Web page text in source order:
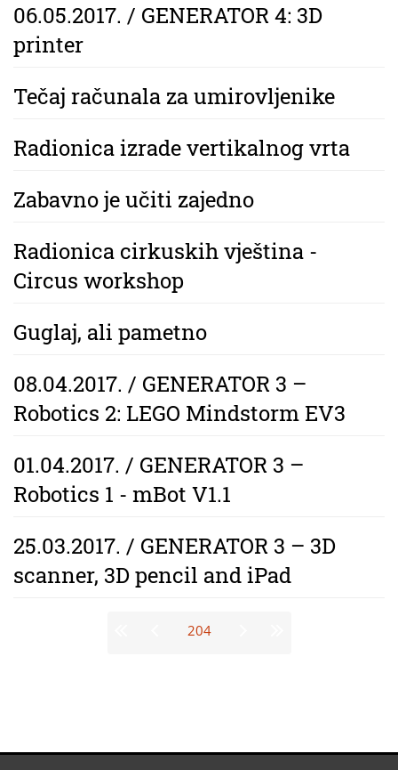
06.05.2017. / GENERATOR 4: 3D
printer
Tečaj računala za umirovljenike
Radionica izrade vertikalnog vrta
Zabavno je učiti zajedno
Radionica cirkuskih vještina -
Circus workshop
Guglaj, ali pametno
08.04.2017. / GENERATOR 3 –
Robotics 2: LEGO Mindstorm EV3
01.04.2017. / GENERATOR 3 –
Robotics 1 - mBot V1.1
25.03.2017. / GENERATOR 3 – 3D
scanner, 3D pencil and iPad
204